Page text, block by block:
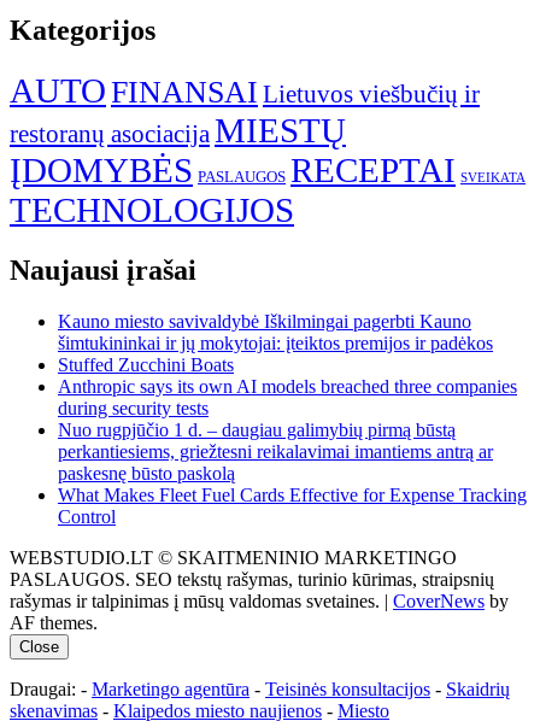
Kategorijos
AUTOFINANSAI Lietuvos viešbučių ir
restoranų asociacija MIESTŲ
ĮDOMYBĖS PASLAUGOS RECEPTAI SVEIKATA
TECHNOLOGIJOS
Naujausi įrašai
Kauno miesto savivaldybė Iškilmingai pagerbti Kauno
šimtukininkai ir jų mokytojai: įteiktos premijos ir padėkos
Stuffed Zucchini Boats
Anthropic says its own AI models breached three companies
during security tests
Nuo rugpjūčio 1 d. – daugiau galimybių pirmą būstą
perkantiesiems, griežtesni reikalavimai imantiems antrą ar
paskesnę būsto paskolą
What Makes Fleet Fuel Cards Effective for Expense Tracking
Control
WEBSTUDIO.LT © SKAITMENINIO MARKETINGO
PASLAUGOS. SEO tekstų rašymas, turinio kūrimas, straipsnių
rašymas ir talpinimas į mūsų valdomas svetaines. | CoverNews by
AF themes.
Close
Draugai: - Marketingo agentūra - Teisinės konsultacijos - Skaidrių
skenavimas - Klaipedos miesto naujienos - Miesto